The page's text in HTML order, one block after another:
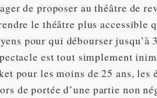
de proposer au théâtre de
le théâtre plus accessible
pour qui débourser jusqu’à
est tout simplement
pour les moins de 25 ans, les
de portée d’une partie non